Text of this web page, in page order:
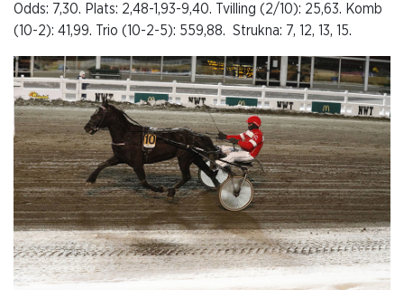
Odds: 7,30. Plats: 2,48-1,93-9,40. Tvilling (2/10): 25,63. Komb
(10-2): 41,99. Trio (10-2-5): 559,88. Strukna: 7, 12, 13, 15.